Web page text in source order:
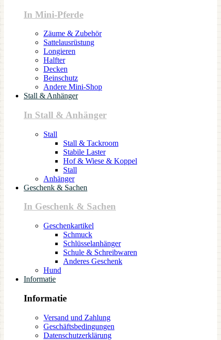
In Mini-Pferde
Zäume & Zubehör
Sattelausrüstung
Longieren
Halfter
Decken
Beinschutz
Andere Mini-Shop
Stall & Anhänger
In Stall & Anhänger
Stall
Stall & Tackroom
Stabile Laster
Hof & Wiese & Koppel
Stall
Anhänger
Geschenk & Sachen
In Geschenk & Sachen
Geschenkartikel
Schmuck
Schlüsselanhänger
Schule & Schreibwaren
Anderes Geschenk
Hund
Informatie
Informatie
Versand und Zahlung
Geschäftsbedingungen
Datenschutzerklärung